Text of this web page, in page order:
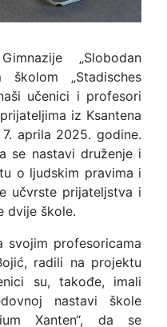
„Slobodan
školom „Stadisches
učenici i profesori
iz Ksantena
aprila 2025. godine.
se nastavi druženje i
o ljudskim pravima i
učvrste prijateljstva i
dvije škole.
svojim profesoricama
radili na projektu
su, takođe, imali
nastavi škole
Xanten“, da se